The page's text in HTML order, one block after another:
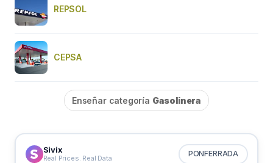
REPSOL
CEPSA
Enseñar categoría Gasolinera
Sivix
Real Prices. Real Data PONFERRADA